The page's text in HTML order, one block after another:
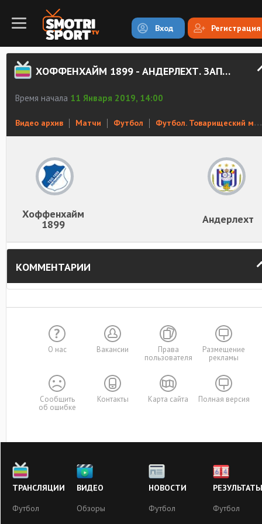
Вход Регистрация
ХОФФЕНХАЙМ 1899 - АНДЕРЛЕХТ. ЗАПИСЬ МАТЧА
Время начала 11 Января 2019, 14:00
Видео архив Матчи Футбол Футбол. Товарищеский матч
Хоффенхайм
1899 Андерлехт
КОММЕНТАРИИ
О нас Вакансии
Права
пользователя
Размещение
рекламы
Сообщить
об ошибке
Контакты Карта сайта Полная версия
ТРАНСЛЯЦИИ
Футбол
ВИДЕО
Обзоры
НОВОСТИ
Футбол
РЕЗУЛЬТАТЫ
Футбол